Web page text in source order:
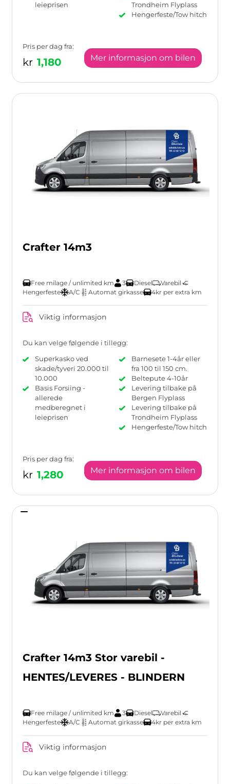
leieprisen
Trondheim Flyplass
Hengerfeste/Tow hitch
Pris per dag fra:
kr 1,180 Mer informasjon om bilen
Crafter 14m3
Free milage / unlimited km 3 Diesel
Varebil
Hengerfeste
A/C Automat girkasse 4kr per extra km
Viktig informasjon
Du kan velge følgende i tillegg:
Superkasko ved
skade/tyveri 20.000 til
10.000
Basis Forsiing -
allerede
medberegnet i
leieprisen
Barnesete 1-4år eller
fra 100 til 150 cm.
Beltepute 4-10år
Levering tilbake på
Bergen Flyplass
Levering tilbake på
Trondheim Flyplass
Hengerfeste/Tow hitch
Pris per dag fra:
kr 1,280 Mer informasjon om bilen
Crafter 14m3 Stor varebil -
HENTES/LEVERES - BLINDERN
Free milage / unlimited km 3 Diesel
Varebil
Hengerfeste
A/C Automat girkasse 4kr per extra km
Viktig informasjon
Du kan velge følgende i tillegg: